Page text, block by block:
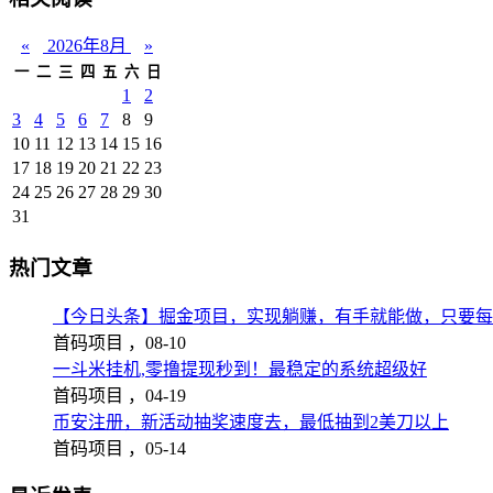
« 2026年8月 »
一 二 三 四 五 六 日
1
2
3
4 5 6 7 8
9
10 11 12 13 14 15 16
17 18 19 20 21 22 23
24 25 26 27 28 29 30
31
热门文章
【今日头条】掘金项目，实现躺赚，有手就能做，只要
首码项目 ， 08-10
一斗米挂机,零撸提现秒到！最稳定的系统超级好
首码项目 ， 04-19
币安注册，新活动抽奖速度去，最低抽到2美刀以上
首码项目 ， 05-14